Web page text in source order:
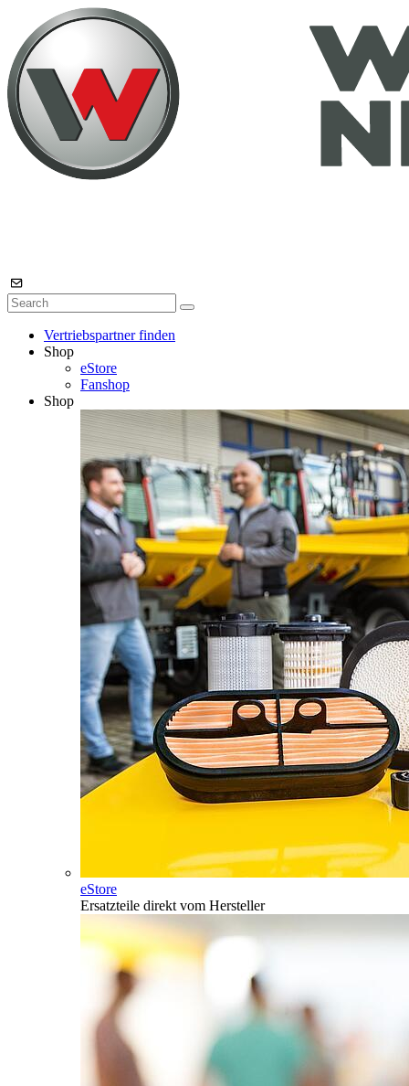
Vertriebspartner finden
Shop
eStore
Fanshop
Shop
eStore
Ersatzteile direkt vom Hersteller